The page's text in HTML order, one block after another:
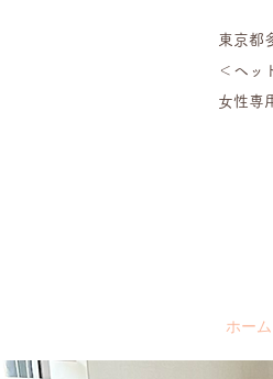
東京都
＜ヘッ
女性専
ホーム